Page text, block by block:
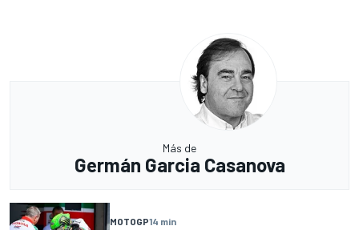
Más de
Germán Garcia Casanova
MOTOGP14 min